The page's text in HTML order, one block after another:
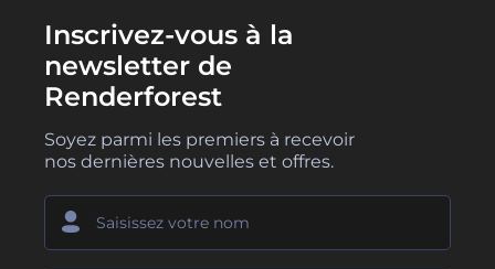
Inscrivez-vous à la
newsletter de
Renderforest
Soyez parmi les premiers à recevoir
nos dernières nouvelles et offres.